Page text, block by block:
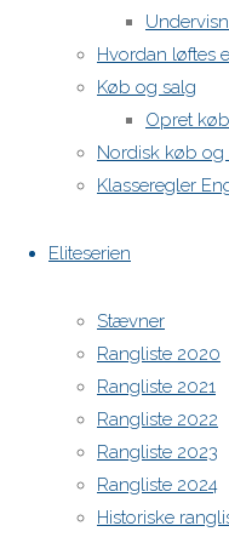
Hvordan løftes
Køb og salg
Opret
Nordisk køb og
Klasseregler
Eliteserien
Stævner
Rangliste 2020
Rangliste 2021
Rangliste 2022
Rangliste 2023
Rangliste 2024
Historiske
H-båds kalenderen